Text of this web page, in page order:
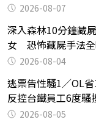
2026-08-07
深入森林10分鐘藏
女 恐怖藏屍手法
2026-08-04
逃票告性騷1／OL
反控台鐵員工6度騷
2026-08-05